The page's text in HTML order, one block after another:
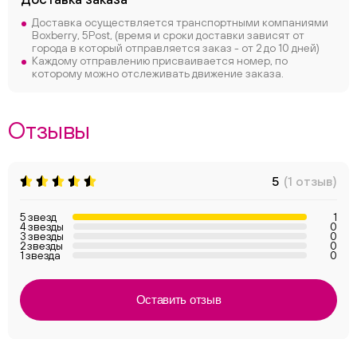
Доставка осуществляется транспортными компаниями
Boxberry, 5Post, (время и сроки доставки зависят от
города в который отправляется заказ - от 2 до 10 дней)
Каждому отправлению присваивается номер, по
которому можно отслеживать движение заказа.
Отзывы
5 (1 отзыв)
5 звезд 1
4 звезды 0
3 звезды 0
2 звезды 0
1 звезда 0
Оставить отзыв